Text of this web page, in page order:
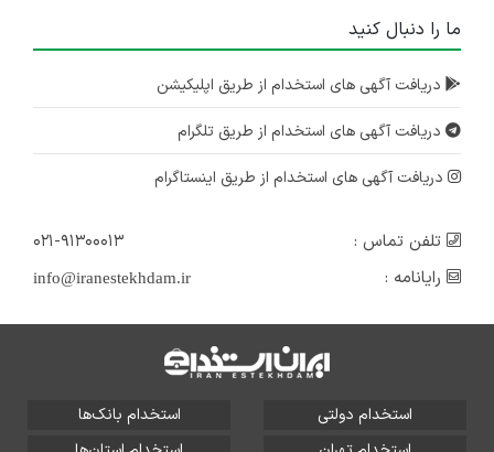
ما را دنبال کنید
دریافت آگهی های استخدام از طریق اپلیکیشن
دریافت آگهی های استخدام از طریق تلگرام
دریافت آگهی های استخدام از طریق اینستاگرام
تلفن تماس :
۰۲۱-۹۱۳۰۰۰۱۳
رایانامه :
info@iranestekhdam.ir
استخدام دولتی
استخدام بانک‌ها